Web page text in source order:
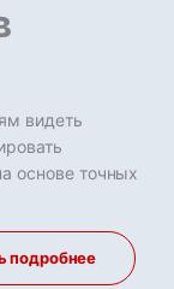
видеть
основе точных
подробнее